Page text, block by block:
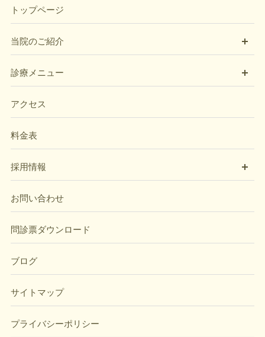
トップページ
当院のご紹介
診療メニュー
アクセス
料金表
採用情報
お問い合わせ
問診票ダウンロード
ブログ
サイトマップ
プライバシーポリシー